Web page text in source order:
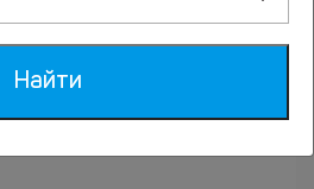
Найти